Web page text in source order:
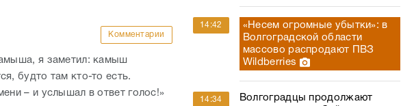
Комментарии
я заметил: камыш
будто там кто-то есть.
– и услышал в ответ голос!»
14:42
«Несем огромные убытки»: в
Волгоградской области
массово распродают ПВЗ
Wildberries
14:34
Волгоградцы продолжают